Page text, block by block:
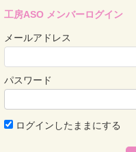
工房ASO メンバーログイン
メールアドレス
パスワード
ログインしたままにする